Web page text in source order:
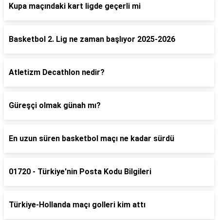
Kupa maçındaki kart ligde geçerli mi
Basketbol 2. Lig ne zaman başlıyor 2025-2026
Atletizm Decathlon nedir?
Güreşçi olmak günah mı?
En uzun süren basketbol maçı ne kadar sürdü
01720 - Türkiye'nin Posta Kodu Bilgileri
Türkiye-Hollanda maçı golleri kim attı